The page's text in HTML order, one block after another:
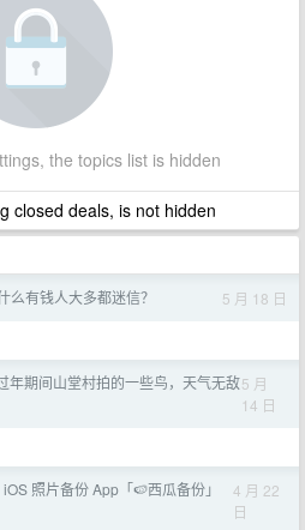
the topics list is hidden
closed deals, is not hidden
么有钱人大多都迷信？ 5 月 18 日
年期间山堂村拍的一些鸟，天气无敌5 月
14 日
iOS 照片备份 App「🍉西瓜备份」
4 月 22
日